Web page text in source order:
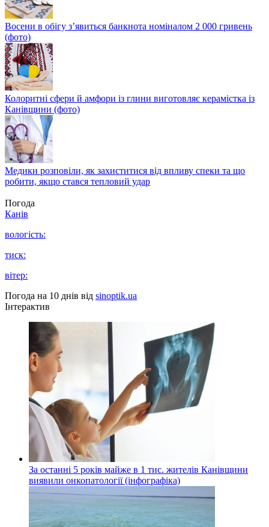
Восени в обігу з’явиться банкнота номіналом 2 000 гривень
(фото)
Колоритні сфери й амфори із глини виготовляє керамістка із
Канівщини (фото)
Медики розповіли, як захиститися від впливу спеки та що
робити, якщо стався тепловий удар
Погода
Канів
вологість:
тиск:
вітер:
Погода на 10 днів від sinoptik.ua
Інтерактив
За останні 5 років майже в 1 тис. жителів Канівщини
виявили онкопатології (інфографіка)